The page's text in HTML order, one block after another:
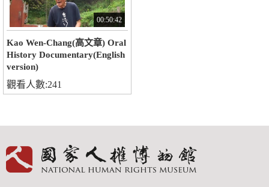
00:50:42
Kao Wen-Chang(高文章) Oral
History Documentary(English
version)
觀看人數:241